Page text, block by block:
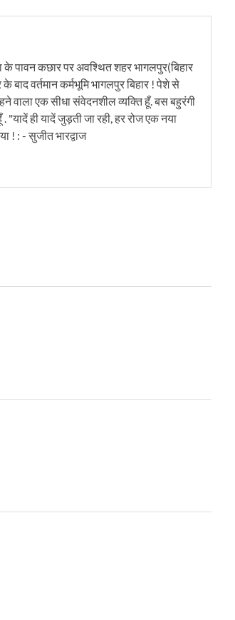
पावन कछार पर अवश्थित शहर भागलपुर(बिहार
वर्तमान कर्मभूमि भागलपुर बिहार ! पेशे से
वाला एक सीधा संवेदनशील व्यक्ति हूँ. बस बहुरंगी
ही यादें जुड़ती जा रही, हर रोज एक नया
! : - सुजीत भारद्वाज